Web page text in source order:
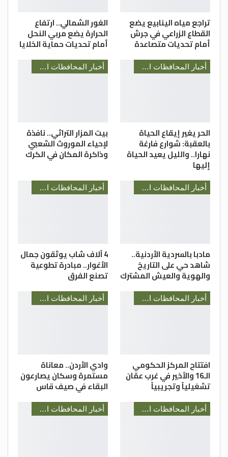
تراجع مياه الينابيع يضع
القطاع الزراعي في جرش
أمام تحديات متصاعدة
الغور الشمالي.. ارتفاع
الحرارة يضع مربي النحل
أمام تحديات حماية الخلايا
أخبار المحافظات الأردنية
الحر يغير إيقاع الحياة
بالعقبة: شوارع فارغة
نهارا.. والليل يعيد الحياة
إليها
أخبار المحافظات الأردنية
بيت المزار التراثي.. نافذة
لإحياء الموروث الشعبي
وذاكرة المكان في الكرك
أخبار المحافظات الأردنية
مادبا بالسردية الأردنية..
شاهد حي على التاريخ
والهوية والعيش المشترك
أخبار المحافظات الأردنية
4 آلاف شاب يوثقون جمال
الأغوار.. مبادرة تطوعية
تصنع الفرق
أخبار المحافظات الأردنية
افتتاح المركز الحكومي
الـ16 والأخير في غرب عمّان
تشغيلياً وتجريبياً
أخبار المحافظات الأردنية
وادي الأردن.. معاناة
مستمرة وسكان يصارعون
البقاء في صيف قاس
أخبار المحافظات الأردنية أخبار المحافظات الأردنية